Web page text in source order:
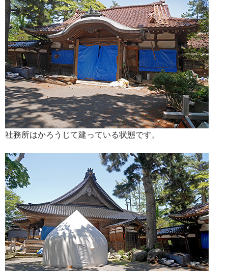
社務所はかろうじて建っている状態です。